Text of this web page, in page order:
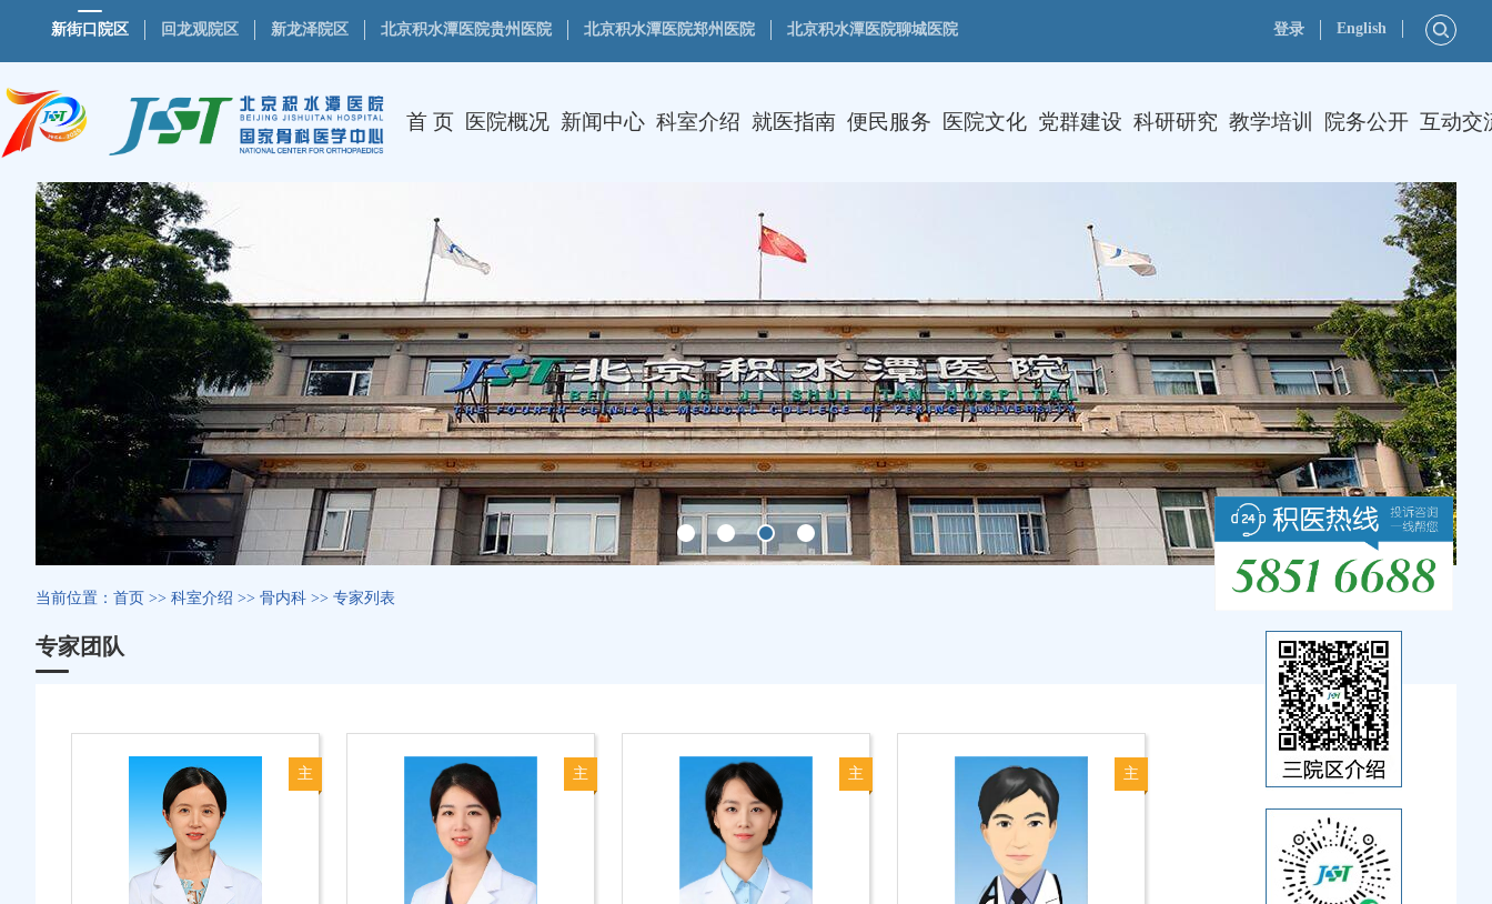
新街口院区 回龙观院区 新龙泽院区 北京积水潭医院贵州医院 北京积水潭医院郑州医院 北京积水潭医院聊城医院 登录 English
首 页 医院概况 新闻中心 科室介绍 就医指南 便民服务 医院文化 党群建设 科研研究 教学培训 院务公开 互动交
当前位置： 首页 >> 科室介绍 >> 骨内科 >> 专家列表
专家团队
主 主 主 主